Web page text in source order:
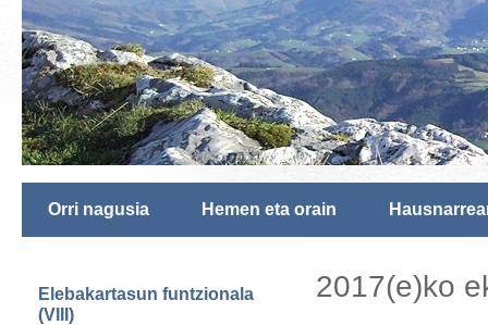
Orri nagusia Hemen eta orain
2017(e)ko
Elebakartasun funtzionala
(VIII)